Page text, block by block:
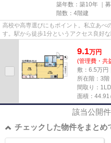
築年数：築10年 ｜募
階数：4階建
高校や高専選びにもポイント。私立あべ
す。駅から徒歩1分というアクセス良好
9.1万円
(管理費・共
敷：6.5万円
所在階：3階
間取り：
面積：44.91
該当公開
チェックした物件をまとめ